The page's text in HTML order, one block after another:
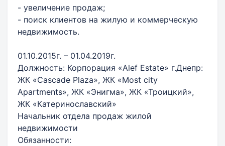
- увеличение продаж;
- поиск клиентов на жилую и коммерческую
недвижимость.
01.10.2015г. – 01.04.2019г.
Должность: Корпорация «Alef Estate» г.Днепр:
ЖК «Cascade Plaza», ЖК «Most city
Apartments», ЖК «Энигма», ЖК «Троицкий»,
ЖК «Катеринославский»
Начальник отдела продаж жилой
недвижимости
Обязанности: